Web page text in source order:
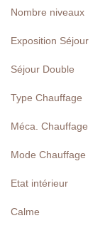
Nombre niveaux
Exposition Séjour
Séjour Double
Type Chauffage
Méca. Chauffage
Mode Chauffage
Etat intérieur
Calme